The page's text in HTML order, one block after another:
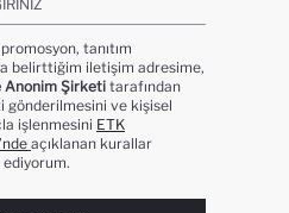
tanıtım
belirttiğim iletişim adresime,
Anonim Şirketi tarafından
ve kişisel
işlenmesini ETK
açıklanan kurallar